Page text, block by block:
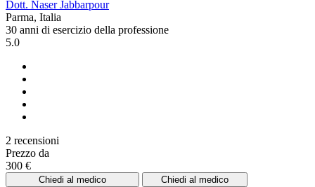
Dott. Naser Jabbarpour
Parma, Italia
30 anni di esercizio della professione
5.0
2 recensioni
Prezzo da
300 €
Chiedi al medico Chiedi al medico